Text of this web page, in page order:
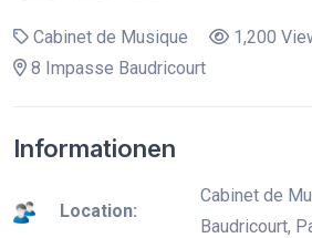
Cabinet de Musique
1,200
8 Impasse Baudricourt
Informationen
Location:
Cabinet de
Baudricourt,